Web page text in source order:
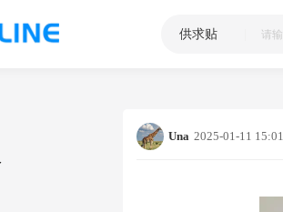
供求贴
Una 2025-01-11